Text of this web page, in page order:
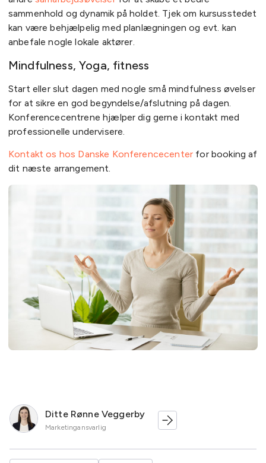
sammenhold og dynamik på holdet. Tjek om kursusstedet
kan være behjælpelig med planlægningen og evt. kan
anbefale nogle lokale aktører.
Mindfulness, Yoga, fitness
Start eller slut dagen med nogle små mindfulness øvelser
for at sikre en god begyndelse/afslutning på dagen.
Konferencecentrene hjælper dig gerne i kontakt med
professionelle undervisere.
Kontakt os hos Danske Konferencecenter for booking af
dit næste arrangement.
Ditte Rønne Veggerby
Marketingansvarlig